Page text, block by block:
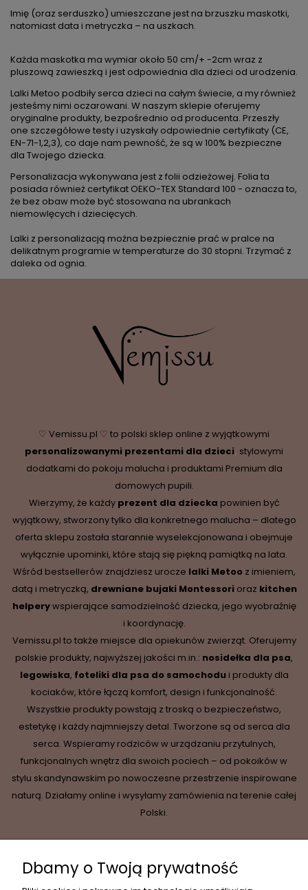
Imię (oraz serduszko) umieszczane jest na brzuszku maskotki,
natomiast data i metryczka – na uszkach.
Każda maskotka ma wymiar około 50 cm/+ -2cm wraz z
pluszową zawieszką i jest odpowiednia dla dzieci od urodzenia.
Lalki Metoo podbiły serca dzieci na całym świecie, a my również
jesteśmy nimi oczarowani. W naszym sklepie oferujemy
oryginalne produkty, bezpośrednio od producenta. Przeszły
one szczegółowe testy i uzyskały odpowiednie certyfikaty (CE,
EN-71-1,2,3), co daje nam pewność, że są w 100% bezpieczne
dla Twojego dziecka.
Personalizacja wykonywana jest z folii odzieżowej. Folia ta
posiada również certyfikat OEKO-TEX Standard 100 - oznacza to,
że bez obaw może być stosowana na ubrankach
niemowlęcych i dziecięcych.
Lalki z personalizacją można bezpiecznie prać w pralce na
delikatnym programie w temperaturze do 30 stopni. Trzymać z
daleka od ognia.
♡ Vemissu.pl ♡ to polski sklep online z wyjątkowymi
personalizowanymi prezentami dla dzieci, stylowymi
dodatkami do pokoju malucha i produktami Premium dla
domowych pupili.
Wierzymy, że każdy prezent dla dziecka powinien być
wyjątkowy, stworzony tylko dla konkretnego malucha – dlatego
oferta sklepu została starannie wyselekcjonowana i obejmuje
wyłącznie upominki, które stają się piękną pamiątką na lata.
Wśród bestsellerów znajdziesz urocze lalki Metoo z imieniem,
datą i metryczką, drewniane bujaki Montessorioraz kitchen
helperywspierające samodzielność dziecka, jego wyobraźnię
i koordynację.
Vemissu.pl to także miejsce dla opiekunów zwierząt. Oferujemy
polskie produkty, najwyższej jakości m.in.: nosidełka dla psa,
legowiska, foteliki dla psa do samochodui produkty dla
kociaków, które łączą komfort, design i funkcjonalność.
Wszystkie produkty powstają z troską o bezpieczeństwo,
estetykę i każdy najmniejszy detal. Tworzone są od serca dla
serca. Wspieramy rodziców w urządzaniu przytulnych,
funkcjonalnych wnętrz dla swoich pociech – od pokoików w
stylu skandynawskim po nowoczesne przestrzenie inspirowane
naturą. Działamy online i wysyłamy zamówienia na terenie całej
Polski.
INFORMACJE
Dbamy o Twoją prywatność